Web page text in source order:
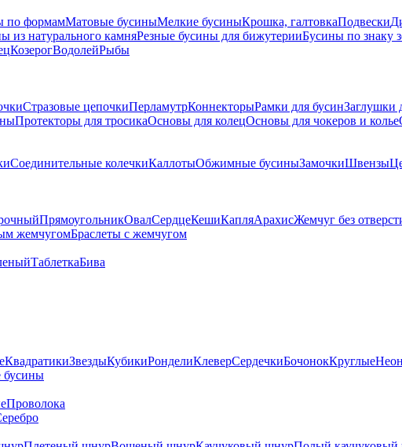
по формамМатовые бусиныМелкие бусиныКрошка, галтовкаПодвески
из натурального камняРезные бусины для бижутерииБусины по знаку
КозерогВодолейРыбы
Стразовые цепочкиПерламутрКоннекторыРамки для бусинЗаглушки
Протекторы для тросикаОсновы для колецОсновы для чокеров и колье
Соединительные колечкиКаллотыОбжимные бусиныЗамочкиШвензы
ПрямоугольникОвалСердцеКешиКапляАрахисЖемчуг без
жемчугомБраслеты с жемчугом
ТаблеткаБива
КвадратикиЗвездыКубикиРонделиКлеверСердечкиБочонокКруглые
бусины
Проволока